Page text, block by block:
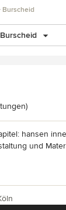
Burscheid
Burscheid
4.9 von 5
hansen
und